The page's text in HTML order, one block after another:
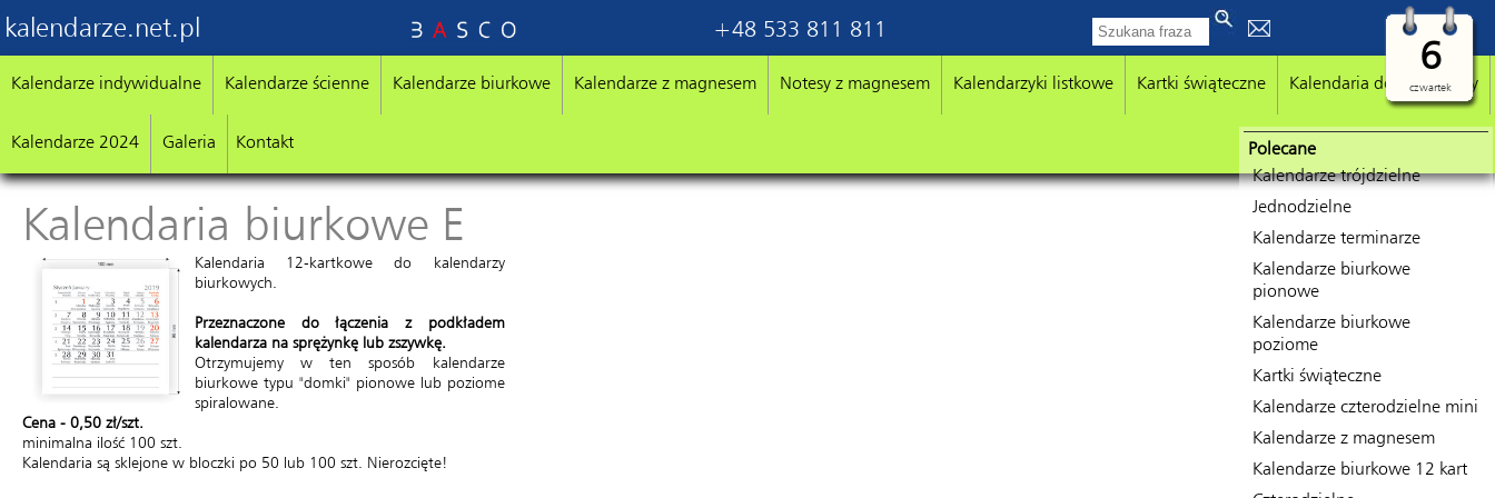
kalendarze.net.pl +48 533 811 811
6
czwartek
Kalendarze indywidualne Kalendarze ścienne Kalendarze biurkowe Kalendarze z magnesem Notesy z magnesem Kalendarzyki listkowe Kartki świąteczne Kalendaria do kalendarzy
Kalendarze 2024 Galeria Kontakt
Kalendaria biurkowe E
Kalendaria 12-kartkowe do kalendarzy
biurkowych.
Przeznaczone do łączenia z podkładem
kalendarza na sprężynkę lub zszywkę.
Otrzymujemy w ten sposób kalendarze
biurkowe typu "domki" pionowe lub poziome
spiralowane.
Cena - 0,50 zł/szt.
minimalna ilość 100 szt.
Kalendaria są sklejone w bloczki po 50 lub 100 szt. Nierozcięte!
Polecane
Kalendarze trójdzielne
Jednodzielne
Kalendarze terminarze
Kalendarze biurkowe
pionowe
Kalendarze biurkowe
poziome
Kartki świąteczne
Kalendarze czterodzielne mini
Kalendarze z magnesem
Kalendarze biurkowe 12 kart